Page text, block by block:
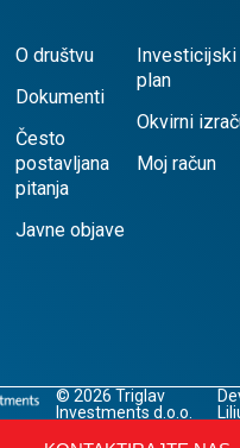
O društvu
Dokumenti
Često
postavljana
pitanja
Javne objave
Investicijski
plan
Okvirni
Moj račun
© 2026 Triglav
Investments d.o.o.